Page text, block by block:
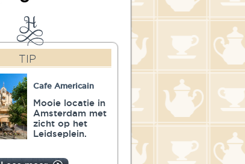
TIP
Cafe Americain
Mooie locatie in
Amsterdam met
zicht op het
Leidseplein.